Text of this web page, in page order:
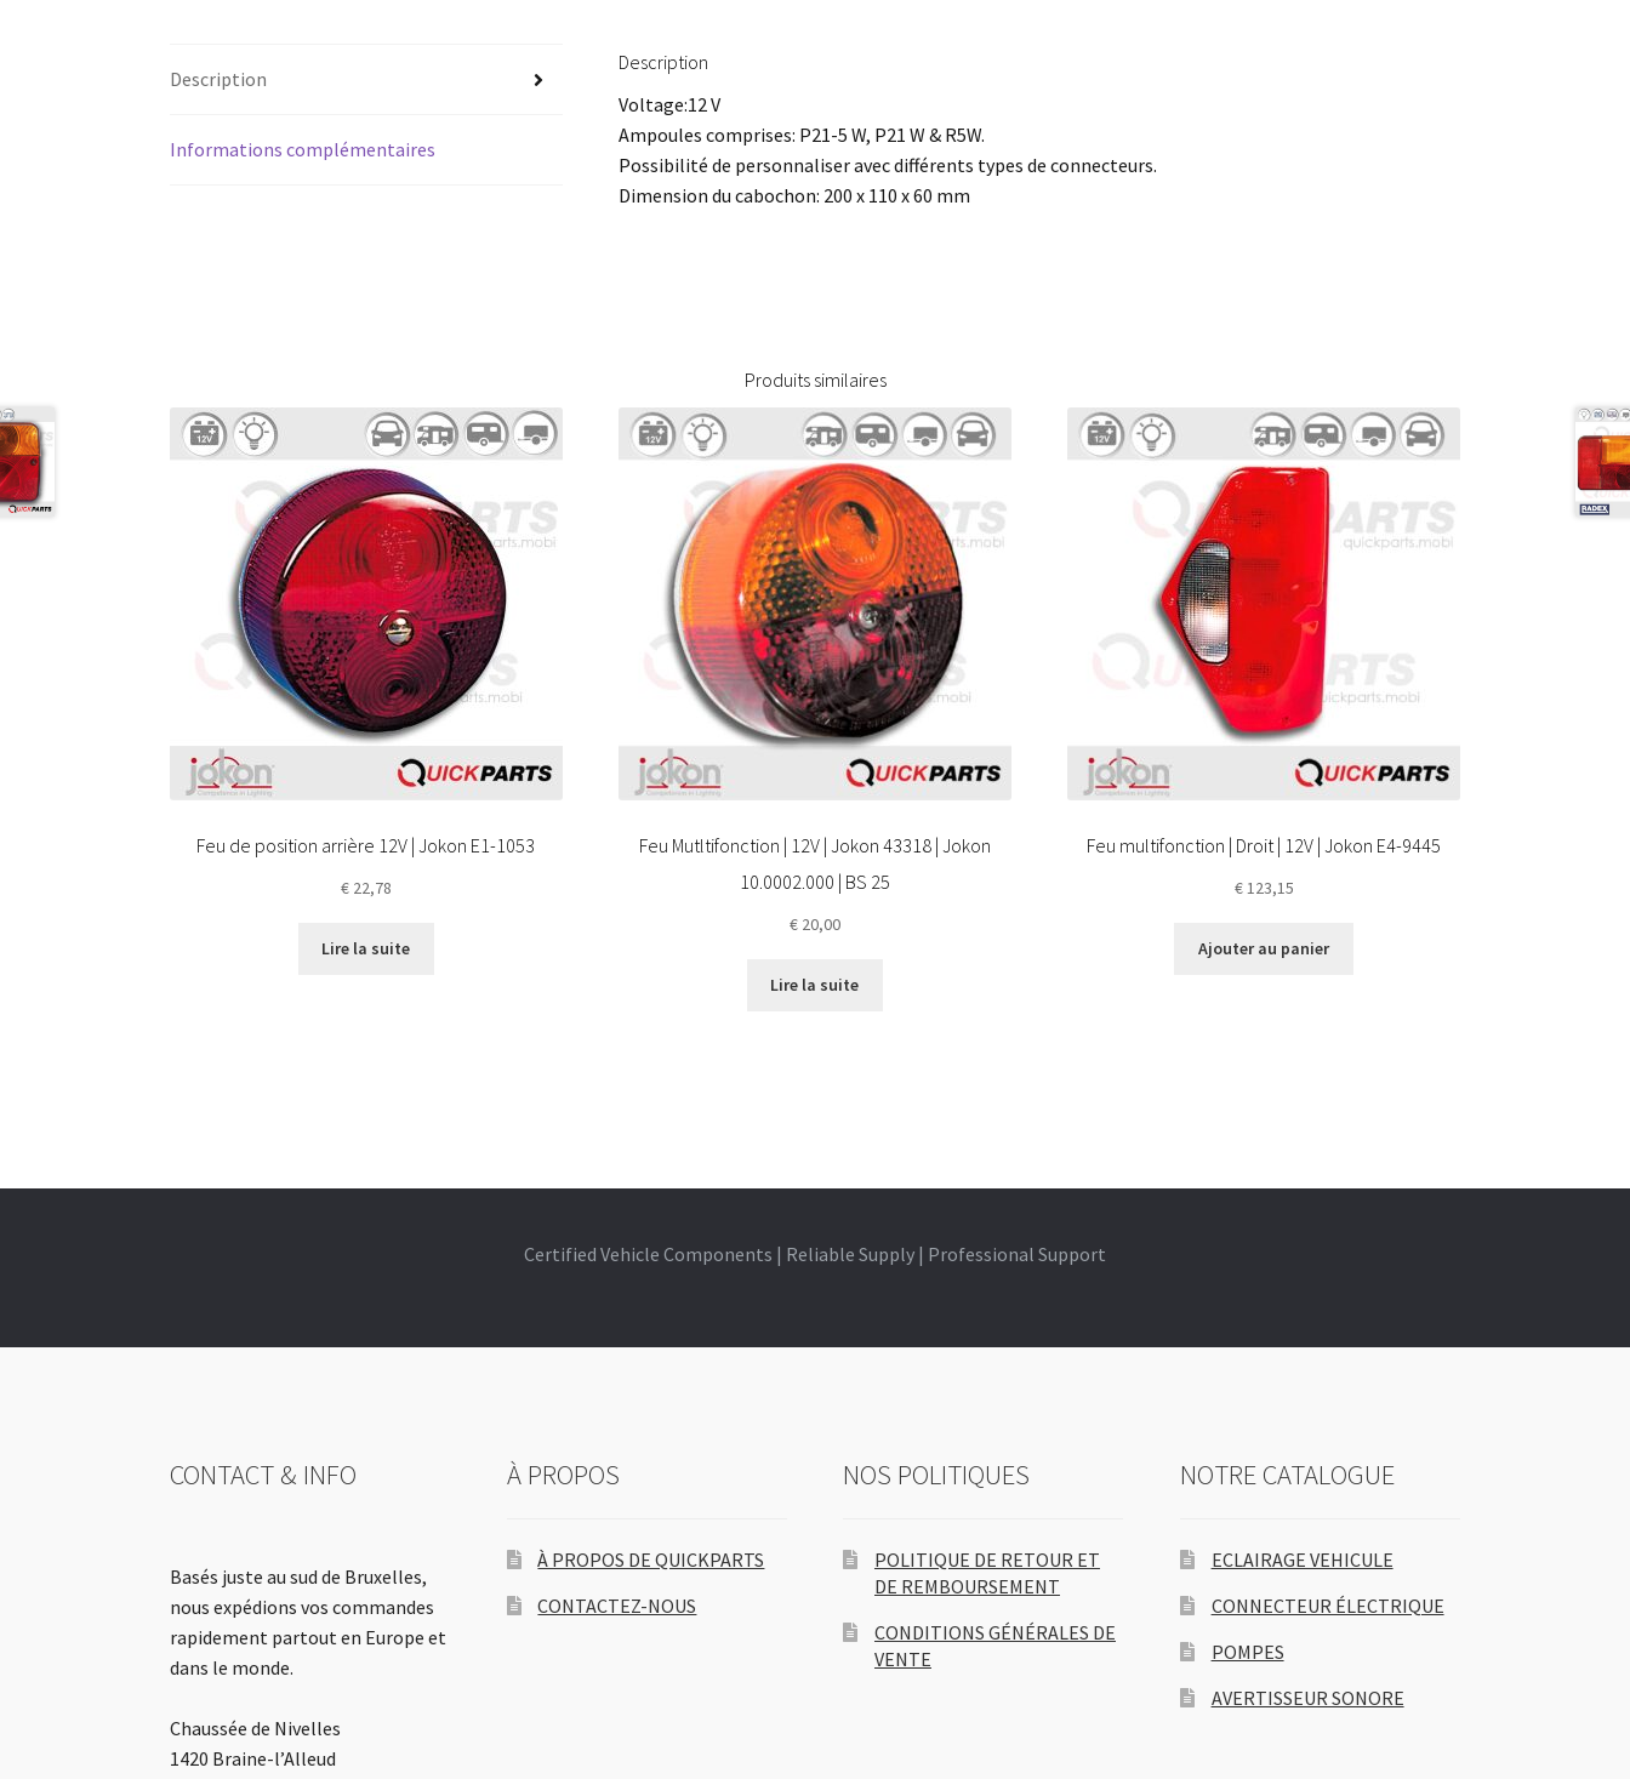
Description
Informations complémentaires
Description
Voltage:12 V
Ampoules comprises: P21-5 W, P21 W & R5W.
Possibilité de personnaliser avec différents types de connecteurs.
Dimension du cabochon: 200 x 110 x 60 mm
Produits similaires
Feu de position arrière 12V | Jokon E1-1053
€22,78
Lire la suite
Feu Mutltifonction | 12V | Jokon 43318 | Jokon
10.0002.000 | BS 25
€20,00
Lire la suite
Feu multifonction | Droit | 12V | Jokon E4-9445
€123,15
Ajouter au panier
Certified Vehicle Components | Reliable Supply | Professional Support
CONTACT & INFO
Basés juste au sud de Bruxelles,
nous expédions vos commandes
rapidement partout en Europe et
dans le monde.
Chaussée de Nivelles
1420 Braine-l’Alleud
À PROPOS
À PROPOS DE QUICKPARTS
CONTACTEZ-NOUS
NOS POLITIQUES
POLITIQUE DE RETOUR ET
DE REMBOURSEMENT
CONDITIONS GÉNÉRALES DE
VENTE
NOTRE CATALOGUE
ECLAIRAGE VEHICULE
CONNECTEUR ÉLECTRIQUE
POMPES
AVERTISSEUR SONORE